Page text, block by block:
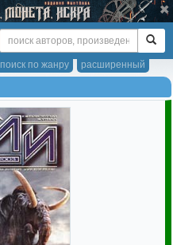
расширенный
поиск по жанру